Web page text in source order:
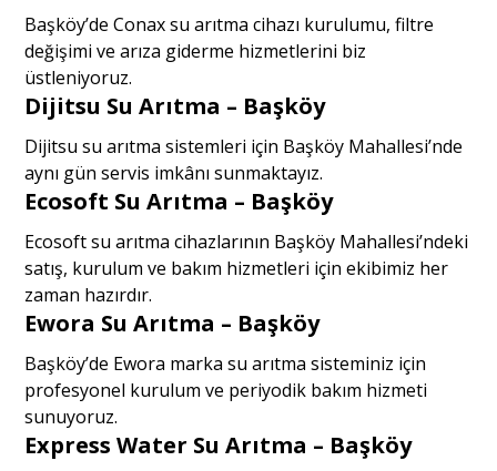
Başköy’de Conax su arıtma cihazı kurulumu, filtre
değişimi ve arıza giderme hizmetlerini biz
üstleniyoruz.
Dijitsu Su Arıtma – Başköy
Dijitsu su arıtma sistemleri için Başköy Mahallesi’nde
aynı gün servis imkânı sunmaktayız.
Ecosoft Su Arıtma – Başköy
Ecosoft su arıtma cihazlarının Başköy Mahallesi’ndeki
satış, kurulum ve bakım hizmetleri için ekibimiz her
zaman hazırdır.
Ewora Su Arıtma – Başköy
Başköy’de Ewora marka su arıtma sisteminiz için
profesyonel kurulum ve periyodik bakım hizmeti
sunuyoruz.
Express Water Su Arıtma – Başköy